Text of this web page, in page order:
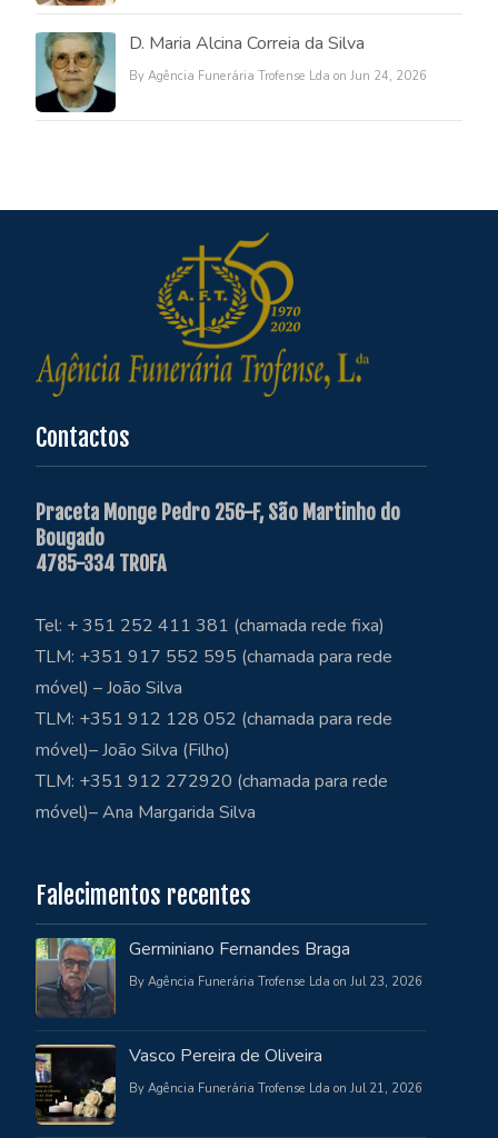
D. Maria Alcina Correia da Silva
By Agência Funerária Trofense Lda on Jun 24, 2026
Contactos
Praceta Monge Pedro 256-F, São Martinho do
Bougado
4785-334 TROFA
Tel: + 351 252 411 381 (chamada rede fixa)
TLM: +351 917 552 595 (chamada para rede
móvel) – João Silva
TLM: +351 912 128 052 (chamada para rede
móvel)– João Silva (Filho)
TLM: +351 912 272920 (chamada para rede
móvel)– Ana Margarida Silva
Falecimentos recentes
Germiniano Fernandes Braga
By Agência Funerária Trofense Lda on Jul 23, 2026
Vasco Pereira de Oliveira
By Agência Funerária Trofense Lda on Jul 21, 2026